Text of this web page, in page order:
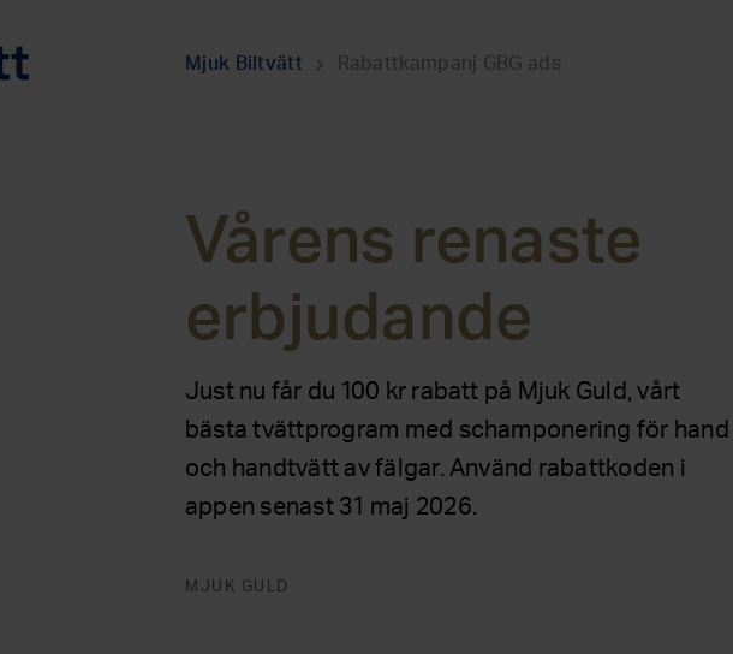
Mjuk Biltvätt chevron_right Rabattkampanj GBG ads
Vårens renaste
erbjudande
Just nu får du 100 kr rabatt på Mjuk Guld, vårt
bästa tvättprogram med schamponering för hand
och handtvätt av fälgar. Använd rabattkoden i
appen senast 31 maj 2026.
MJUK GULD